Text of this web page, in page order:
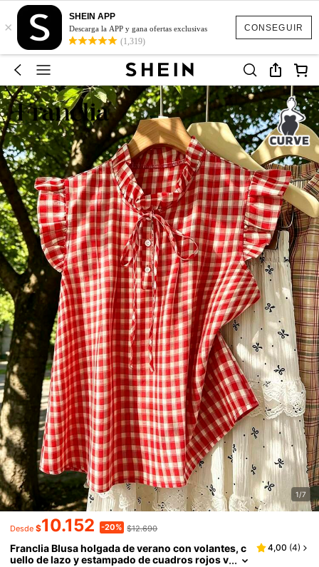
CONSEGUIR
×
SHEIN APP
Descarga la APP y gana ofertas exclusivas
(1,319)
1/7
Desde $10.152 -20% $12.690
Franclia Blusa holgada de verano con volantes, c
uello de lazo y estampado de cuadros rojos v
4,00 (4)